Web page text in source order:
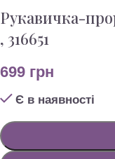
Рукавичка-
, 316651
699 грн
Є в наявності